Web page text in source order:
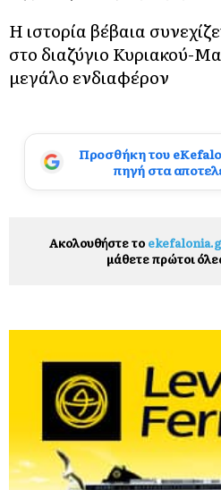
Η ιστορία βέβαια
στο διαζύγιο Κυριακού-
μεγάλο ενδιαφέρον
Προσθήκη του
πηγή στα
Ακολουθήστε το
μάθετε πρώτοι